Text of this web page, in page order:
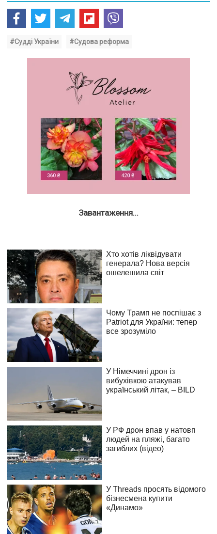
#Судді України #Судова реформа
Завантаження...